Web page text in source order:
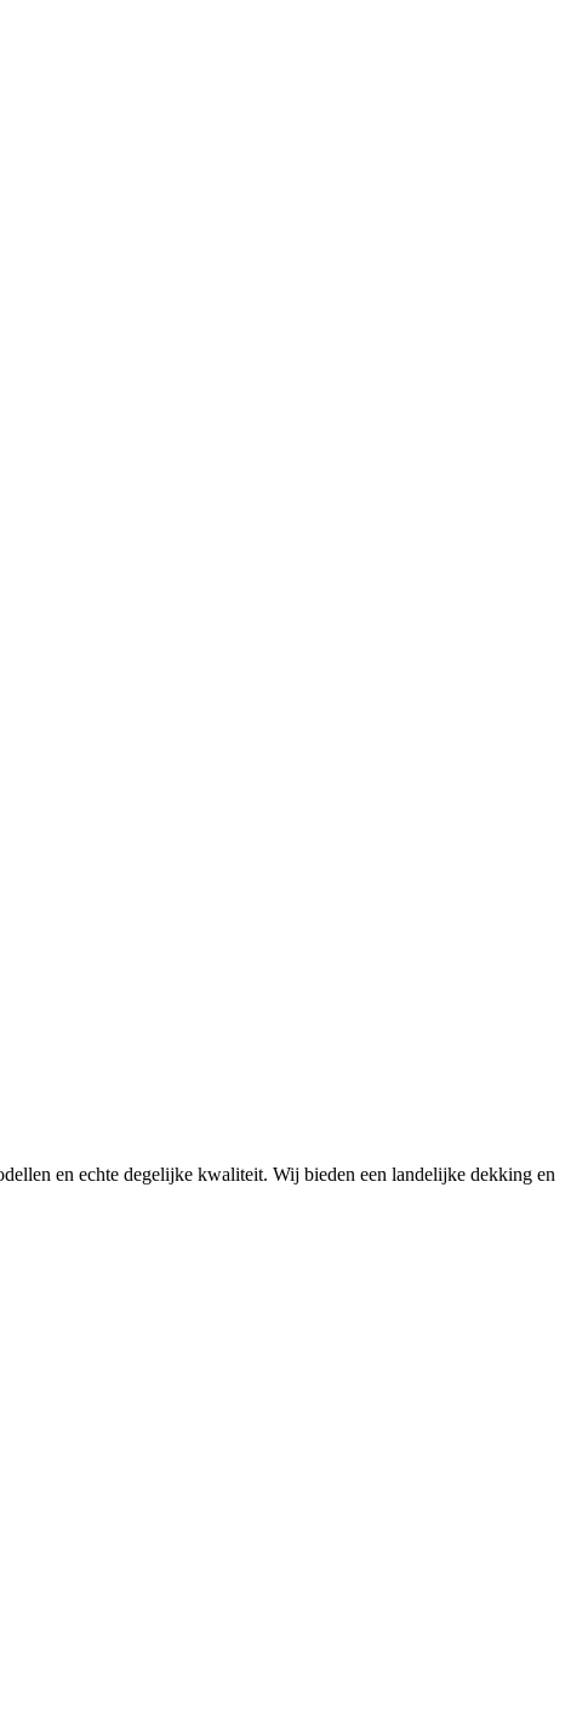
en echte degelijke kwaliteit. Wij bieden een landelijke dekking en